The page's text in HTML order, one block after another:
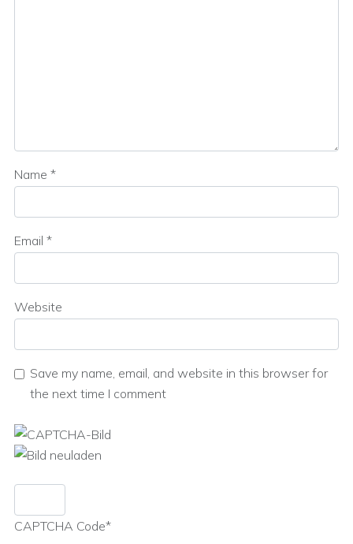
Name *
Email *
Website
Save my name, email, and website in this browser for
the next time I comment
CAPTCHA Code*